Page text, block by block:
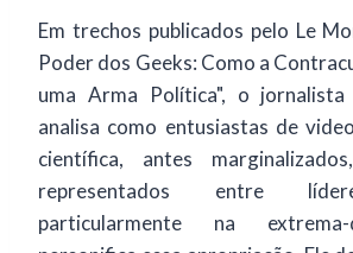
Em trechos publicados pelo Le
Poder dos Geeks: Como a
uma Arma Política", o jornalista
analisa como entusiastas de
científica, antes
representados entre
particularmente na